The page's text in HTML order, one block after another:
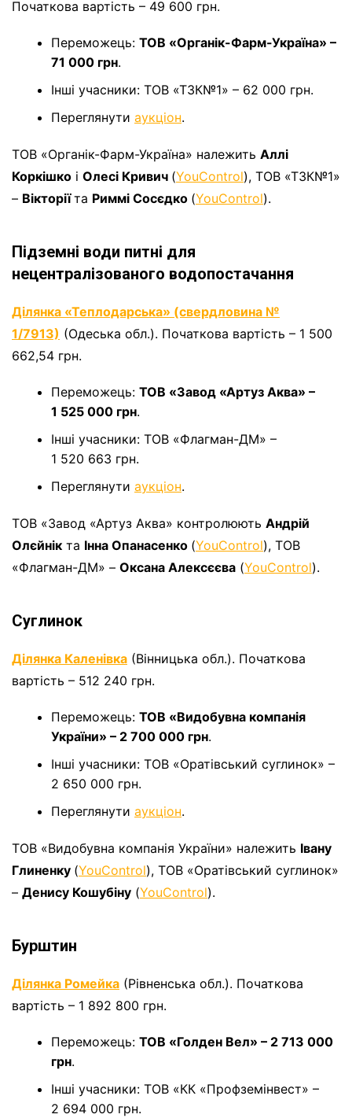
Початкова вартість – 49 600 грн.
Переможець: ТОВ «Органік-Фарм-Україна» –
71 000 грн.
Інші учасники: ТОВ «ТЗК№1» – 62 000 грн.
Переглянути аукціон.
ТОВ «Органік-Фарм-Україна» належить Аллі
Коркішко і Олесі Кривич (YouControl), ТОВ «ТЗК№1»
– Вікторіїта Риммі Сосєдко (YouControl).
Підземні води питні для
нецентралізованого водопостачання
Ділянка «Теплодарська» (свердловина №
1/7913) (Одеська обл.). Початкова вартість – 1 500
662,54 грн.
Переможець: ТОВ «Завод «Артуз Аква» –
1 525 000 грн.
Інші учасники: ТОВ «Флагман-ДМ» –
1 520 663 грн.
Переглянути аукціон.
ТОВ «Завод «Артуз Аква» контролюють Андрій
Олєйнік та Інна Опанасенко (YouControl), ТОВ
«Флагман-ДМ» – Оксана Алексєєва (YouControl).
Суглинок
Ділянка Каленівка (Вінницька обл.). Початкова
вартість – 512 240 грн.
Переможець: ТОВ «Видобувна компанія
України» – 2 700 000 грн.
Інші учасники: ТОВ «Оратівський суглинок» –
2 650 000 грн.
Переглянути аукціон.
ТОВ «Видобувна компанія України» належить Івану
Глиненку (YouControl), ТОВ «Оратівський суглинок»
– Денису Кошубіну (YouControl).
Бурштин
Ділянка Ромейка (Рівненська обл.). Початкова
вартість – 1 892 800 грн.
Переможець: ТОВ «Голден Вел» – 2 713 000
грн.
Інші учасники: ТОВ «КК «Профземінвест» –
2 694 000 грн.